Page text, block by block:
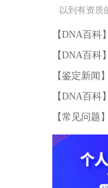
以到有资质
【DNA百科
【DNA百科
【常见问题